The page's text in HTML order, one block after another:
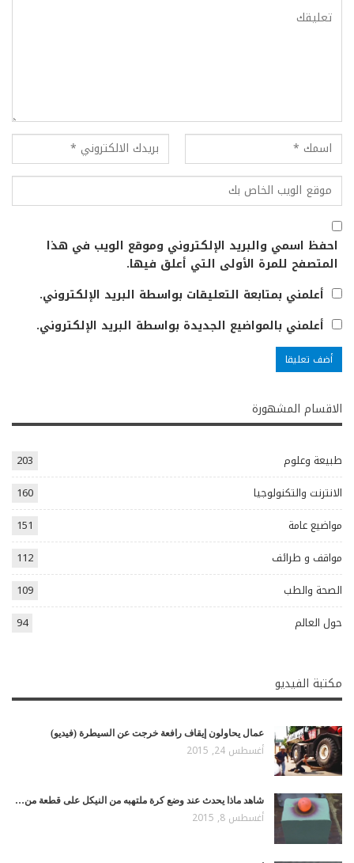
احفظ اسمي والبريد الإلكتروني وموقع الويب في هذا
المتصفح للمرة الأولى التي أعلق فيها.
أعلمني بمتابعة التعليقات بواسطة البريد الإلكتروني.
أعلمني بالمواضيع الجديدة بواسطة البريد الإلكتروني.
الاقسام المشهورة
طبيعة وعلوم
203
الانترنت والتكنولوجيا
160
مواضيع عامة
151
مواقف و طرائف
112
الصحة والطب
109
حول العالم
94
مكتبة الفيديو
عمال يحاولون إيقاف رافعة خرجت عن السيطرة (فيديو)
أغسطس 24, 2015
شاهد ماذا يحدث عند وضع كرة ملتهبه من النيكل على قطعة من…
أغسطس 8, 2015